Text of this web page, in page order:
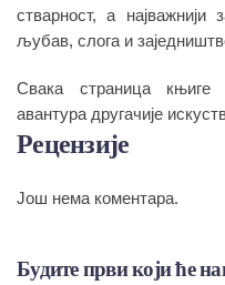
стварност, а најважнији
љубав, слога и
Свака страница књиге
авантура другачије
Рецензије
Још нема коментара.
Будите први који ће